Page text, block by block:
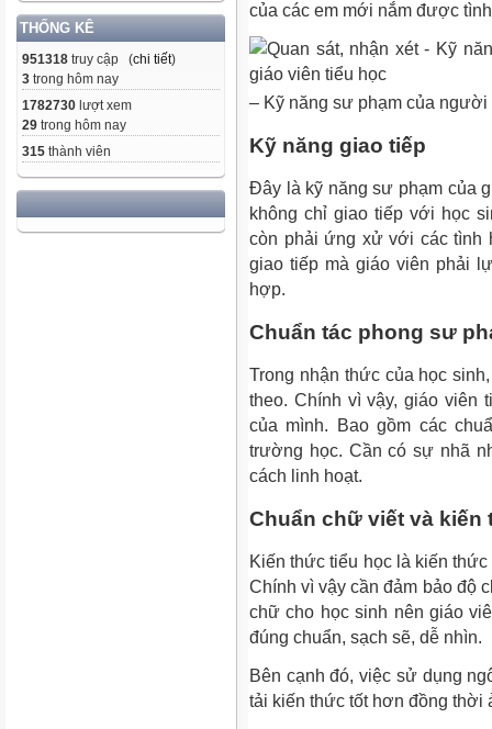
THỐNG KÊ
951318 truy cập (chi tiết)
3 trong hôm nay
1782730 lượt xem
29 trong hôm nay
315 thành viên
của các em mới nắm được
– Kỹ năng sư phạm của người
Kỹ năng giao tiếp
Đây là kỹ năng sư phạm của
không chỉ giao tiếp với học
còn phải ứng xử với các tình
giao tiếp mà giáo viên phải
hợp.
Chuẩn tác phong sư
Trong nhận thức của học
theo. Chính vì vậy, giáo viên
của mình. Bao gồm các
trường học. Cần có sự nhã
cách linh hoạt.
Chuẩn chữ viết và kiến
Kiến thức tiểu học là kiến
Chính vì vậy cần đảm bảo độ
chữ cho học sinh nên giáo
đúng chuẩn, sạch sẽ, dễ nhìn.
Bên cạnh đó, việc sử dụng
tải kiến thức tốt hơn đồng thời